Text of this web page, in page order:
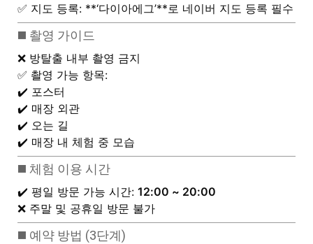
✅ 지도 등록: **‘다이아에그’**로 네이버 지도 등록 필수
◼️ 촬영 가이드
❌ 방탈출 내부 촬영 금지
✅ 촬영 가능 항목:
✔️ 포스터
✔️ 매장 외관
✔️ 오는 길
✔️ 매장 내 체험 중 모습
◼️ 체험 이용 시간
✔️ 평일 방문 가능 시간: 12:00 ~ 20:00
❌ 주말 및 공휴일 방문 불가
◼️ 예약 방법 (3단계)